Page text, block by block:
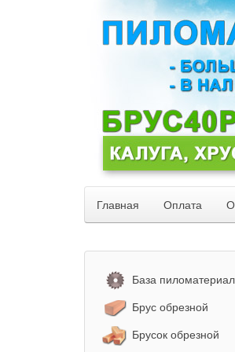
Главная Оплата
База
Брус обрезной
Брусок обрезной